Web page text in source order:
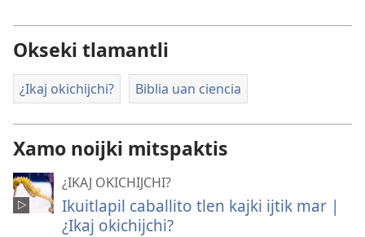
Okseki tlamantli
¿Ikaj okichijchi? Biblia uan ciencia
Xamo noijki mitspaktis
¿IKAJ OKICHIJCHI?
Ikuitlapil caballito tlen kajki ijtik mar |
¿Ikaj okichijchi?